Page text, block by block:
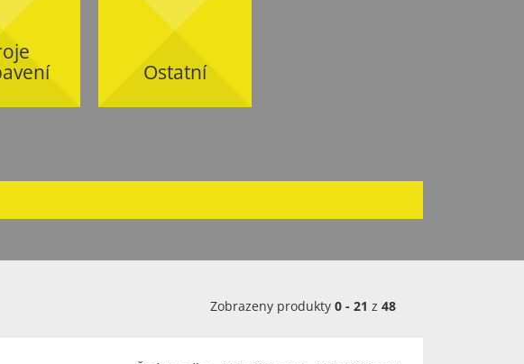
Ostatní
Zobrazeny produkty 0 - 21 z 48